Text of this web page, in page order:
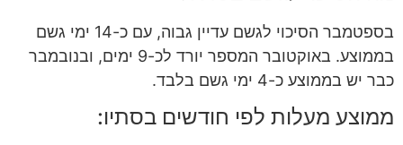
בספטמבר הסיכוי לגשם עדיין גבוה, עם כ-14 ימי גשם
בממוצע. באוקטובר המספר יורד לכ-9 ימים, ובנובמבר
כבר יש בממוצע כ-4 ימי גשם בלבד.
ממוצע מעלות לפי חודשים בסתיו: